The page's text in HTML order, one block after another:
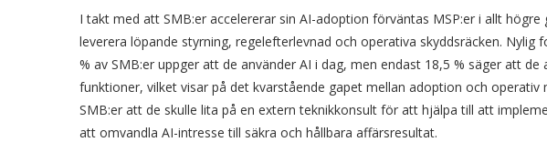
I takt med att SMB:er accelererar sin AI-adoption förväntas MSP:er i allt
leverera löpande styrning, regelefterlevnad och operativa skyddsräcken. Nylig
% av SMB:er uppger att de använder AI i dag, men endast 18,5 % säger att
funktioner, vilket visar på det kvarstående gapet mellan adoption och operativ
SMB:er att de skulle lita på en extern teknikkonsult för att hjälpa till att
att omvandla AI-intresse till säkra och hållbara affärsresultat.